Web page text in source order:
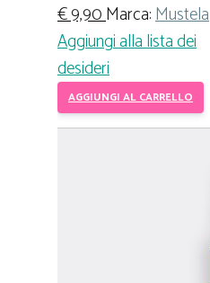
€9,90Marca:Mustela
Aggiungi alla lista dei
desideri
AGGIUNGI AL CARRELLO